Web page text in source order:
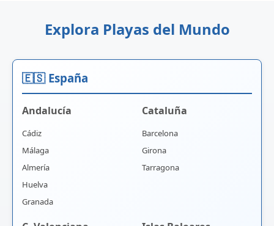
Explora Playas del Mundo
🇪🇸 España
Andalucía
Cádiz
Málaga
Almería
Huelva
Granada
Cataluña
Barcelona
Girona
Tarragona